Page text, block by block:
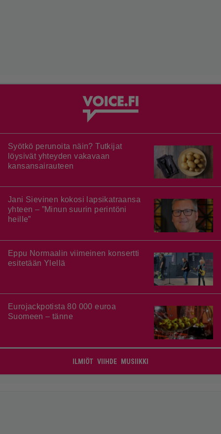
Syötkö perunoita näin? Tutkijat
löysivät yhteyden vakavaan
kansansairauteen
Jani Sievinen kokosi lapsikatraansa
yhteen – ”Minun suurin perintöni
heille”
Eppu Normaalin viimeinen konsertti
esitetään Ylellä
Eurojackpotista 80 000 euroa
Suomeen – tänne
ILMIÖT VIIHDE MUSIIKKI